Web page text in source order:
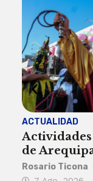
ACTUALIDAD
de
Rosario Ticona